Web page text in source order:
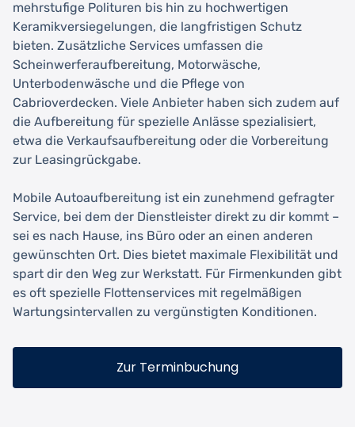
mehrstufige Polituren bis hin zu hochwertigen
Keramikversiegelungen, die langfristigen Schutz
bieten. Zusätzliche Services umfassen die
Scheinwerferaufbereitung, Motorwäsche,
Unterbodenwäsche und die Pflege von
Cabrioverdecken. Viele Anbieter haben sich zudem auf
die Aufbereitung für spezielle Anlässe spezialisiert,
etwa die Verkaufsaufbereitung oder die Vorbereitung
zur Leasingrückgabe.
Mobile Autoaufbereitung ist ein zunehmend gefragter
Service, bei dem der Dienstleister direkt zu dir kommt –
sei es nach Hause, ins Büro oder an einen anderen
gewünschten Ort. Dies bietet maximale Flexibilität und
spart dir den Weg zur Werkstatt. Für Firmenkunden gibt
es oft spezielle Flottenservices mit regelmäßigen
Wartungsintervallen zu vergünstigten Konditionen.
Zur Terminbuchung